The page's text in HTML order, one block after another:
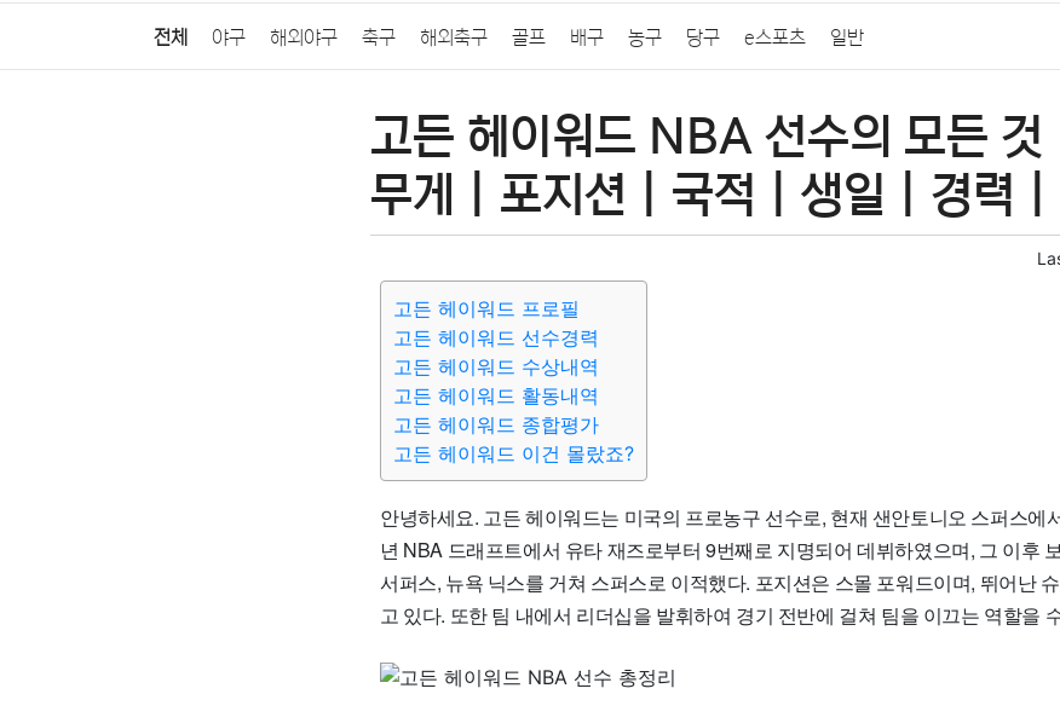
전체 야구 해외야구 축구 해외축구 골프 배구 농구 당구 e스포츠 일반
고든 헤이워드 NBA 선수의 모든
무게 | 포지션 | 국적 | 생일 | 경력 |
고든 헤이워드 프로필
고든 헤이워드 선수경력
고든 헤이워드 수상내역
고든 헤이워드 활동내역
고든 헤이워드 종합평가
고든 헤이워드 이건 몰랐죠?
안녕하세요. 고든 헤이워드는 미국의 프로농구 선수로, 현재 샌안토니오 스퍼스에
년 NBA 드래프트에서 유타 재즈로부터 9번째로 지명되어 데뷔하였으며, 그 이후
서퍼스, 뉴욕 닉스를 거쳐 스퍼스로 이적했다. 포지션은 스몰 포워드이며, 뛰어난
고 있다. 또한 팀 내에서 리더십을 발휘하여 경기 전반에 걸쳐 팀을 이끄는 역할을